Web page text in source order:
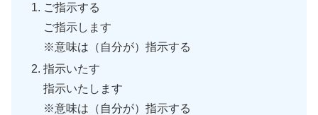
ご指示する
ご指示します
※意味は（自分が）指示する
指示いたす
指示いたします
※意味は（自分が）指示する